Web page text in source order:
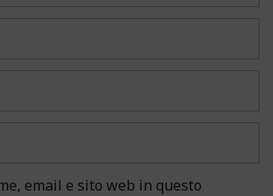
email e sito web in questo